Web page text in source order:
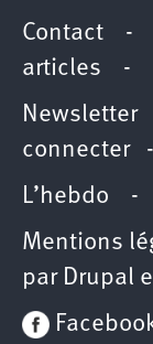
Contact -
articles -
Newsletter
connecter
L’hebdo -
Mentions
par Drupal